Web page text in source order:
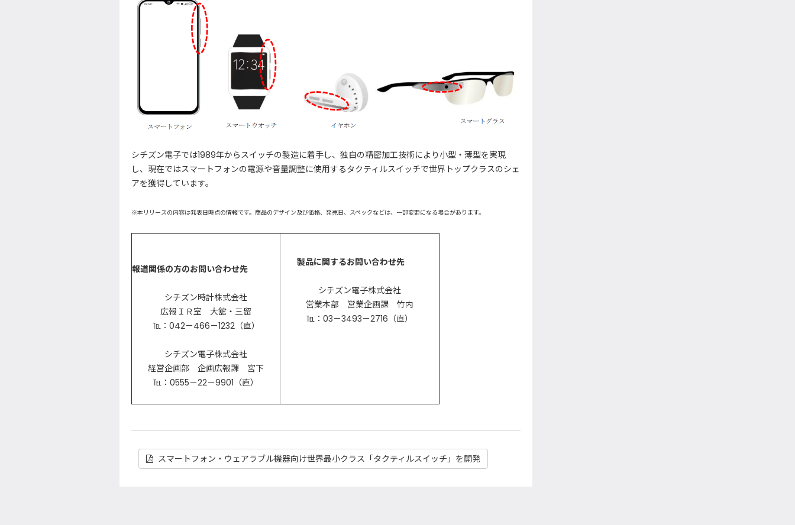
シチズン電子では1989年からスイッチの製造に着手し、独自の精密加工技術により小型・薄型を実現
し、現在ではスマートフォンの電源や音量調整に使用するタクティルスイッチで世界トップクラスのシェ
アを獲得しています。
※本リリースの内容は発表日時点の情報です。商品のデザイン及び価格、発売日、スペックなどは、一部変更になる場合があります。
報道関係の方のお問い合わせ先
シチズン時計株式会社
広報ＩＲ室 大舘・三留
℡：042－466－1232（直）
シチズン電子株式会社
経営企画部 企画広報課 宮下
℡：0555－22－9901（直）
製品に関するお問い合わせ先
シチズン電子株式会社
営業本部 営業企画課 竹内
℡：03－3493－2716（直）
スマートフォン・ウェアラブル機器向け世界最小クラス「タクティルスイッチ」を開発